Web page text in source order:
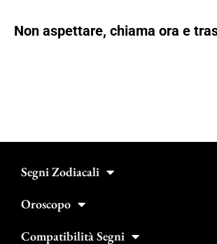
Non aspettare, chiama ora e
Segni Zodiacali
Oroscopo
Compatibilità Segni